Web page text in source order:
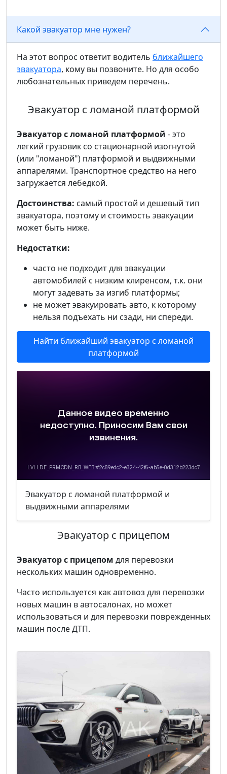
Какой эвакуатор мне нужен?
На этот вопрос ответит водитель ближайшего
эвакуатора, кому вы позвоните. Но для особо
любознательных приведем перечень.
Эвакуатор с ломаной платформой
Эвакуатор с ломаной платформой - это
легкий грузовик со стационарной изогнутой
(или "ломаной") платформой и выдвижными
аппарелями. Транспортное средство на него
загружается лебедкой.
Достоинства: самый простой и дешевый тип
эвакуатора, поэтому и стоимость эвакуации
может быть ниже.
Недостатки:
часто не подходит для эвакуации
автомобилей с низким клиренсом, т.к. они
могут задевать за изгиб платформы;
не может эвакуировать авто, к которому
нельзя подъехать ни сзади, ни спереди.
Найти ближайший эвакуатор с ломаной
платформой
Эвакуатор с ломаной платформой и
выдвижными аппарелями
Эвакуатор с прицепом
Эвакуатор с прицепом для перевозки
нескольких машин одновременно.
Часто используется как автовоз для перевозки
новых машин в автосалонах, но может
использоваться и для перевозки поврежденных
машин после ДТП.